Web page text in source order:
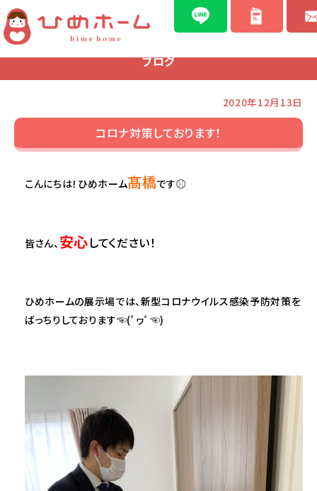
ブログ
2020年12月13日
コロナ対策しております！
こんにちは！ひめホーム髙橋です⚾
皆さん、 安心してください！
ひめホームの展示場では、新型コロナウイルス感染予防対策を
ばっちりしております☜(ﾟヮﾟ☜)